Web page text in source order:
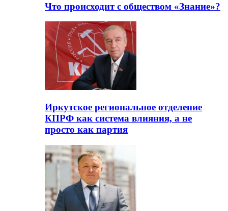
Что происходит с обществом «Знание»?
Иркутское региональное отделение
КПРФ как система влияния, а не
просто как партия